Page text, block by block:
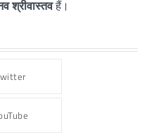
श्रीवास्तवहैं।